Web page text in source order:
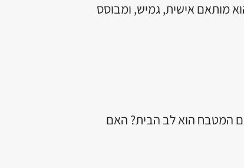
מותאם אישית, גמיש, ומבוסס
המטבח הוא לב הבית? האם